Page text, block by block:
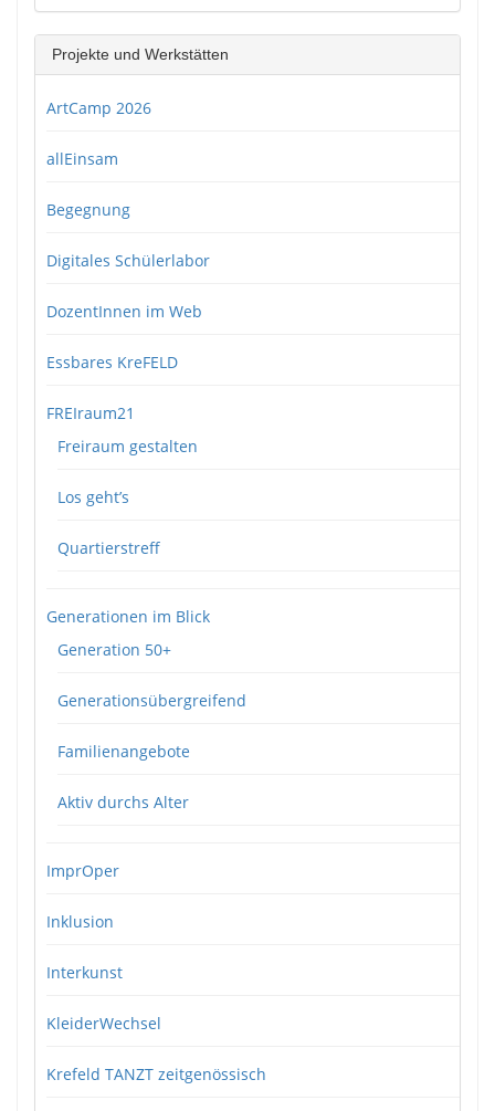
Projekte und Werkstätten
ArtCamp 2026
allEinsam
Begegnung
Digitales Schülerlabor
DozentInnen im Web
Essbares KreFELD
FREIraum21
Freiraum gestalten
Los geht’s
Quartierstreff
Generationen im Blick
Generation 50+
Generationsübergreifend
Familienangebote
Aktiv durchs Alter
ImprOper
Inklusion
Interkunst
KleiderWechsel
Krefeld TANZT zeitgenössisch